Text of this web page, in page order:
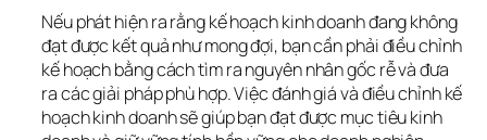
Nếu phát hiện ra rằng kế hoạch kinh doanh đang không
đạt được kết quả như mong đợi, bạn cần phải điều chỉnh
kế hoạch bằng cách tìm ra nguyên nhân gốc rễ và đưa
ra các giải pháp phù hợp. Việc đánh giá và điều chỉnh kế
hoạch kinh doanh sẽ giúp bạn đạt được mục tiêu kinh